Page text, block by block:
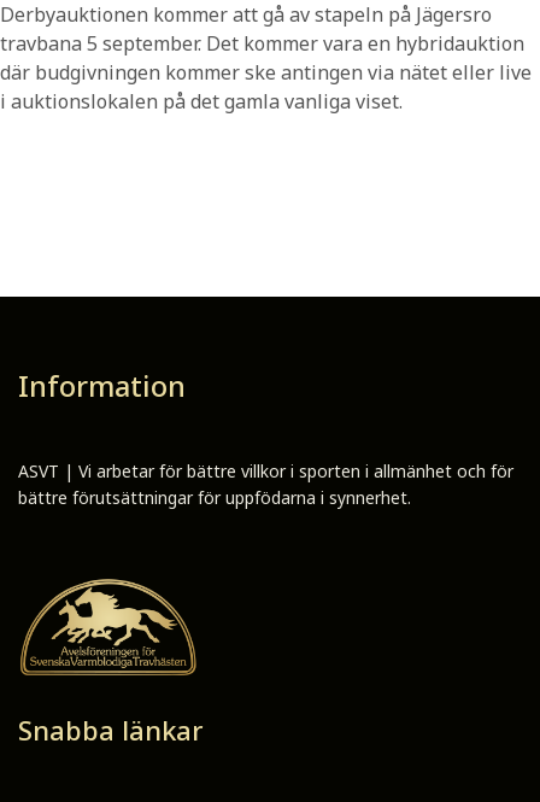
Derbyauktionen kommer att gå av stapeln på Jägersro
travbana 5 september. Det kommer vara en hybridauktion
där budgivningen kommer ske antingen via nätet eller live
i auktionslokalen på det gamla vanliga viset.
Information
ASVT | Vi arbetar för bättre villkor i sporten i allmänhet och för
bättre förutsättningar för uppfödarna i synnerhet.
Snabba länkar